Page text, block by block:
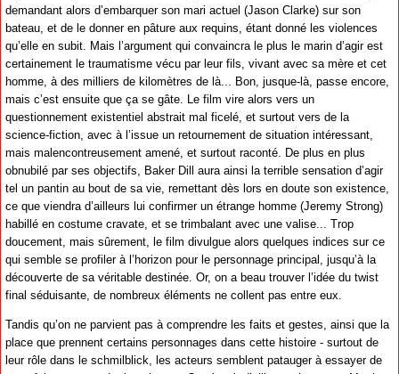
demandant alors d’embarquer son mari actuel (Jason Clarke) sur son
bateau, et de le donner en pâture aux requins, étant donné les violences
qu’elle en subit. Mais l’argument qui convaincra le plus le marin d’agir est
certainement le traumatisme vécu par leur fils, vivant avec sa mère et cet
homme, à des milliers de kilomètres de là... Bon, jusque-là, passe encore,
mais c’est ensuite que ça se gâte. Le film vire alors vers un
questionnement existentiel abstrait mal ficelé, et surtout vers de la
science-fiction, avec à l’issue un retournement de situation intéressant,
mais malencontreusement amené, et surtout raconté. De plus en plus
obnubilé par ses objectifs, Baker Dill aura ainsi la terrible sensation d’agir
tel un pantin au bout de sa vie, remettant dès lors en doute son existence,
ce que viendra d’ailleurs lui confirmer un étrange homme (Jeremy Strong)
habillé en costume cravate, et se trimbalant avec une valise... Trop
doucement, mais sûrement, le film divulgue alors quelques indices sur ce
qui semble se profiler à l’horizon pour le personnage principal, jusqu’à la
découverte de sa véritable destinée. Or, on a beau trouver l’idée du twist
final séduisante, de nombreux éléments ne collent pas entre eux.
Tandis qu’on ne parvient pas à comprendre les faits et gestes, ainsi que la
place que prennent certains personnages dans cette histoire - surtout de
leur rôle dans le schmilblick, les acteurs semblent patauger à essayer de